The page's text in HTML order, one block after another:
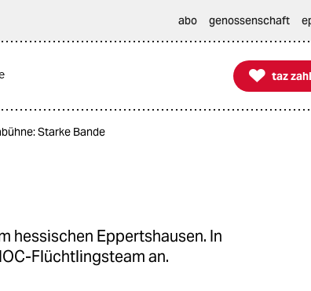
abo genossenschaft

taz zahl ich
taz
Starke Bande
hessischen Eppertshausen. In
Flüchtlingsteam an.